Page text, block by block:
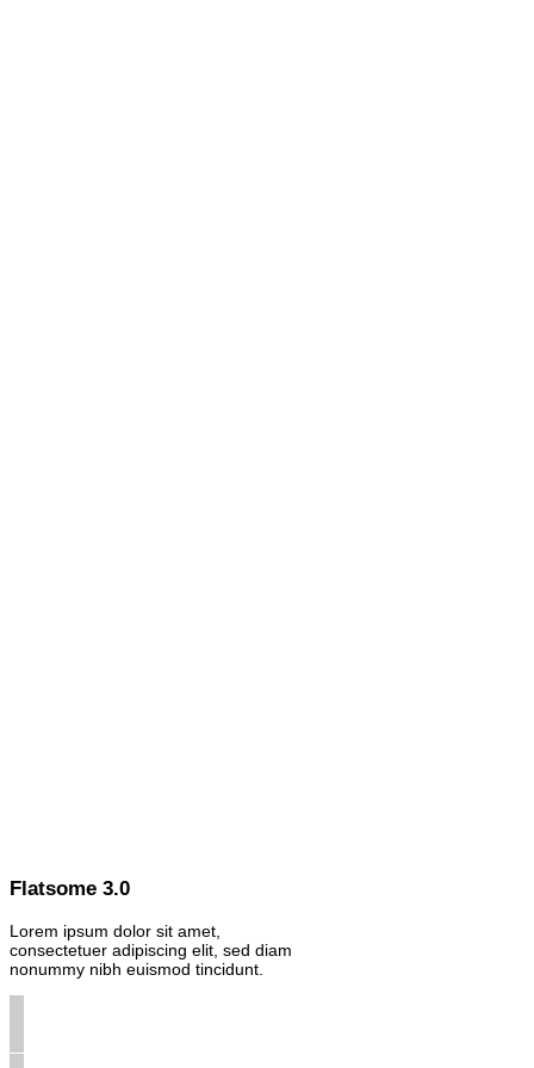
Flatsome 3.0
Lorem ipsum dolor sit amet,
consectetuer adipiscing elit, sed diam
nonummy nibh euismod tincidunt.